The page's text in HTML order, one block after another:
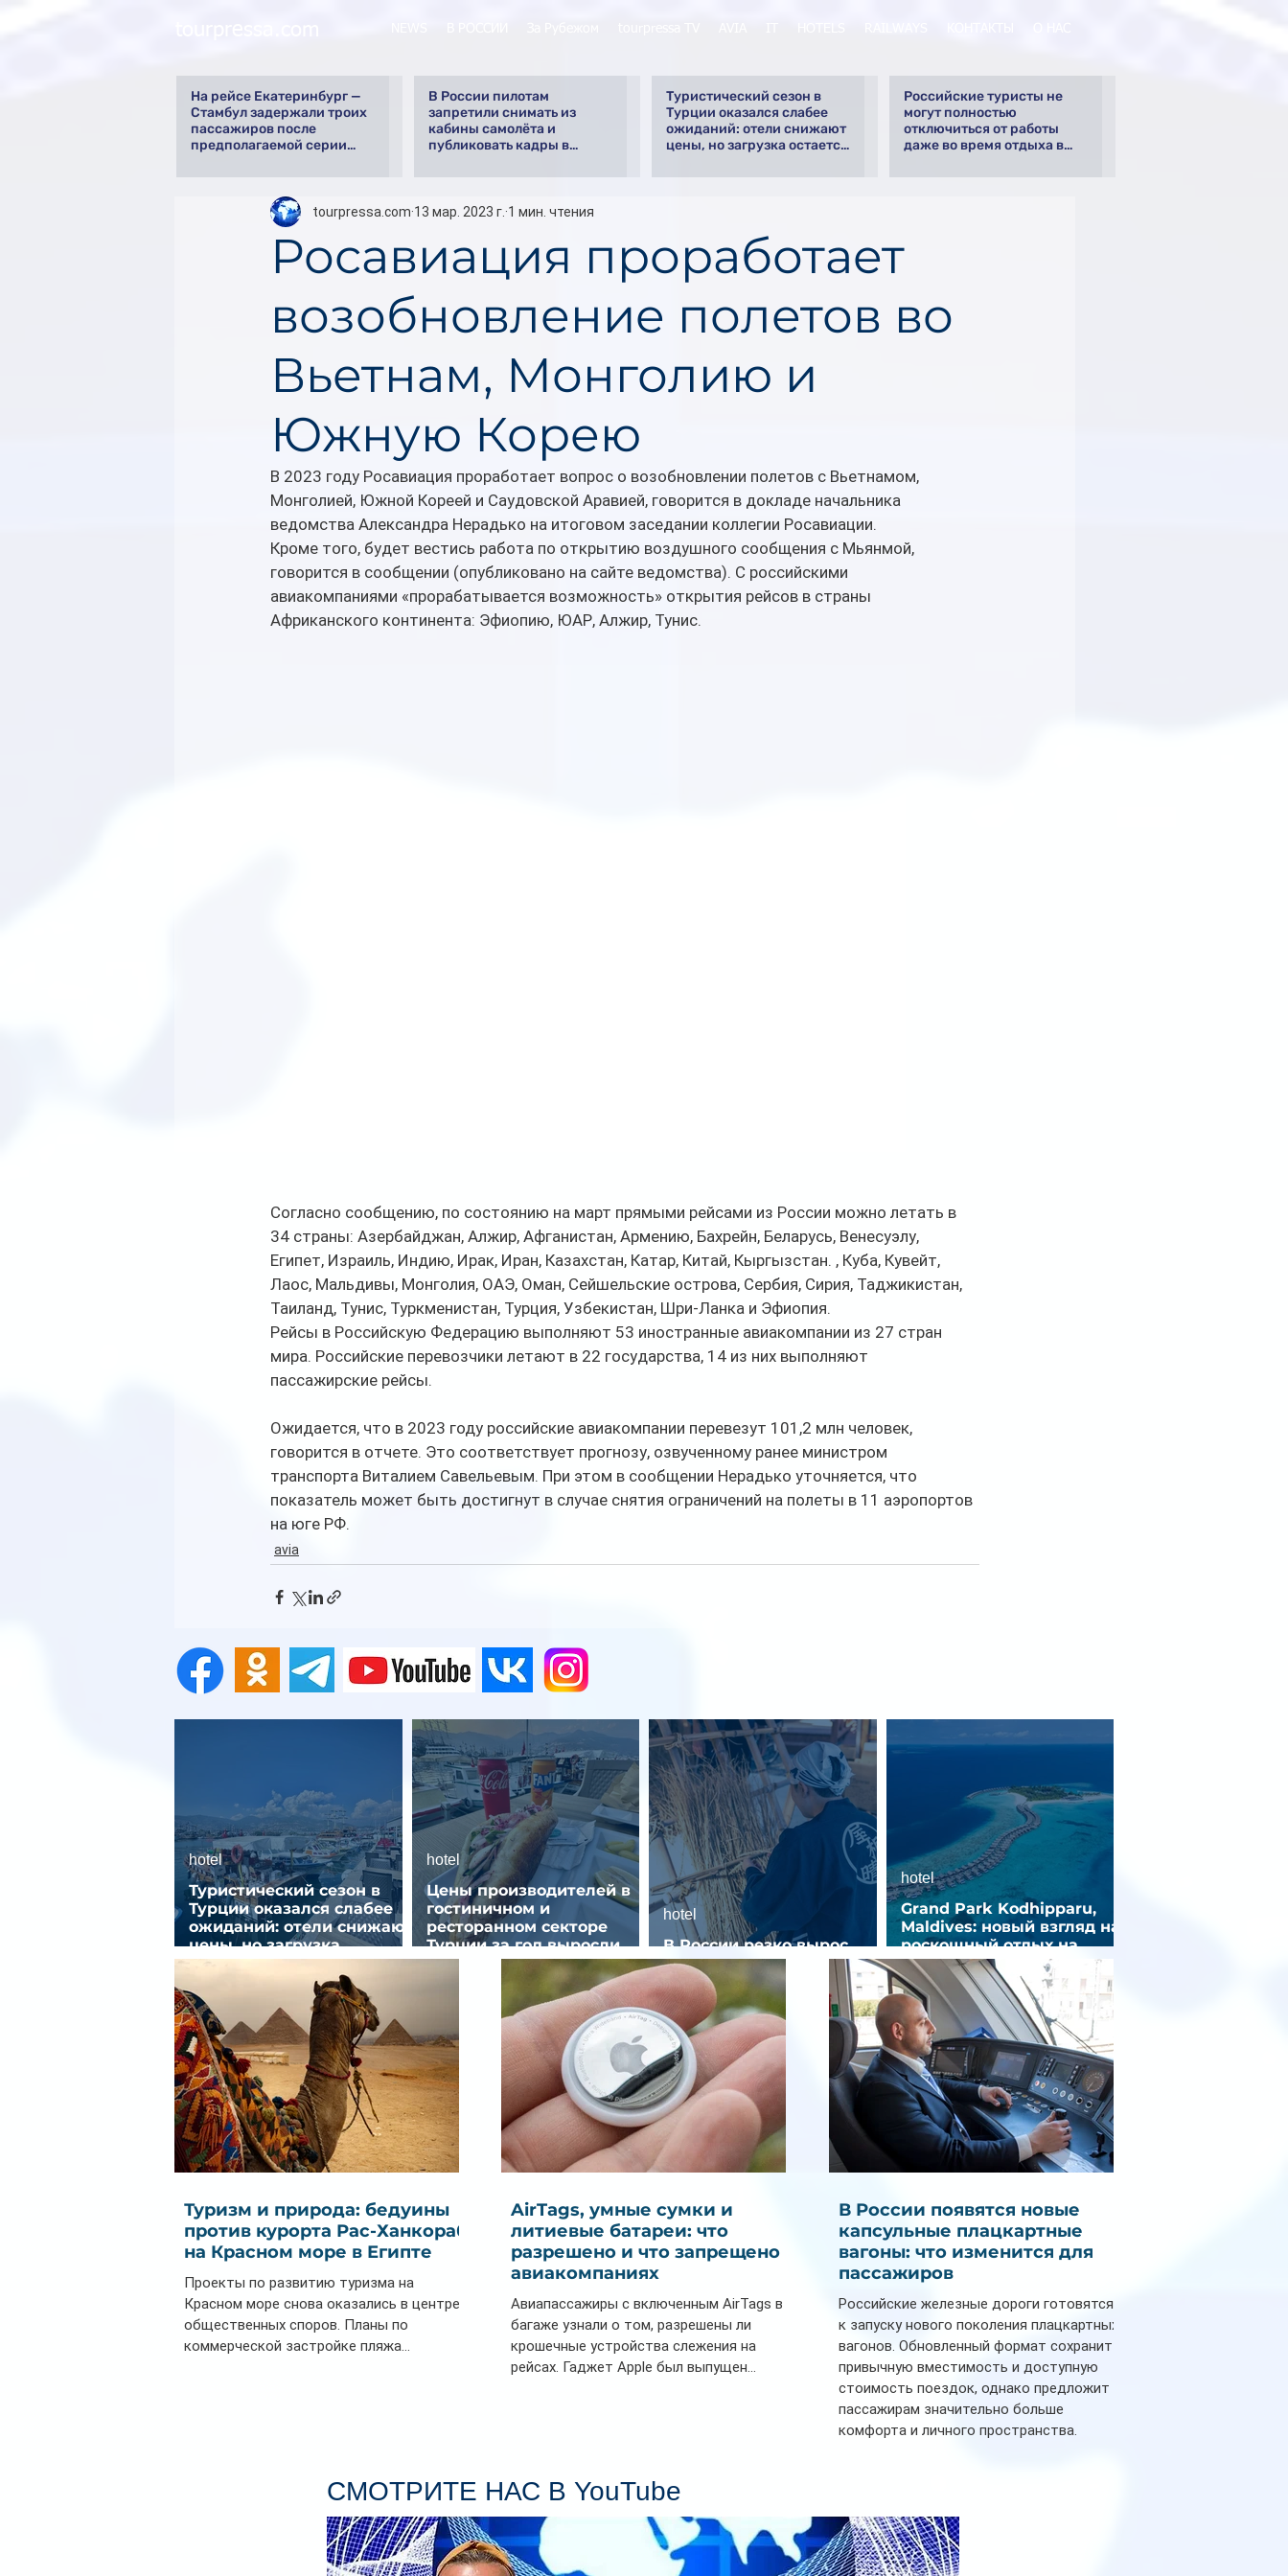
На рейсе Екатеринбург —
Стамбул задержали троих
пассажиров после
предполагаемой серии
В России пилотам
запретили снимать из
кабины самолёта и
публиковать кадры в
Туристический сезон в
Турции оказался слабее
ожиданий: отели снижают
цены, но загрузка остается
Российские туристы не
могут полностью
отключиться от работы
даже во время отдыха в
Росавиация проработает
возобновление полетов во
Вьетнам, Монголию и
Южную Корею
tourpressa.com 13 мар. 2023 г. 1 мин. чтения
В 2023 году Росавиация проработает вопрос о возобновлении полетов с Вьетнамом,
Монголией, Южной Кореей и Саудовской Аравией, говорится в докладе начальника
ведомства Александра Нерадько на итоговом заседании коллегии Росавиации.
Кроме того, будет вестись работа по открытию воздушного сообщения с Мьянмой,
говорится в сообщении (опубликовано на сайте ведомства). С российскими
авиакомпаниями «прорабатывается возможность» открытия рейсов в страны
Африканского континента: Эфиопию, ЮАР, Алжир, Тунис.
Согласно сообщению, по состоянию на март прямыми рейсами из России можно летать в
34 страны: Азербайджан, Алжир, Афганистан, Армению, Бахрейн, Беларусь, Венесуэлу,
Египет, Израиль, Индию, Ирак, Иран, Казахстан, Катар, Китай, Кыргызстан. , Куба, Кувейт,
Лаос, Мальдивы, Монголия, ОАЭ, Оман, Сейшельские острова, Сербия, Сирия, Таджикистан,
Таиланд, Тунис, Туркменистан, Турция, Узбекистан, Шри-Ланка и Эфиопия.
Рейсы в Российскую Федерацию выполняют 53 иностранные авиакомпании из 27 стран
мира. Российские перевозчики летают в 22 государства, 14 из них выполняют
пассажирские рейсы.
Ожидается, что в 2023 году российские авиакомпании перевезут 101,2 млн человек,
говорится в отчете. Это соответствует прогнозу, озвученному ранее министром
транспорта Виталием Савельевым. При этом в сообщении Нерадько уточняется, что
показатель может быть достигнут в случае снятия ограничений на полеты в 11 аэропортов
на юге РФ.
avia
Туристический сезон в
Турции оказался слабее
ожиданий: отели снижают
цены, но загрузка
остается низкой
hotel
Цены производителей в
гостиничном и
ресторанном секторе
Турции за год выросли
почти на 32%
hotel
В России резко вырос
спрос на отели без звезд
hotel
Grand Park Kodhipparu,
Maldives: новый взгляд на
роскошный отдых на
Мальдивах
hotel
Туризм и природа: бедуины
против курорта Рас-Ханкораб
на Красном море в Египте
Проекты по развитию туризма на
Красном море снова оказались в центре
общественных споров. Планы по
коммерческой застройке пляжа...
AirTags, умные сумки и
литиевые батареи: что
разрешено и что запрещено в
авиакомпаниях
Авиапассажиры с включенным AirTags в
багаже узнали о том, разрешены ли
крошечные устройства слежения на
рейсах. Гаджет Apple был выпущен...
В России появятся новые
капсульные плацкартные
вагоны: что изменится для
пассажиров
Российские железные дороги готовятся
к запуску нового поколения плацкартных
вагонов. Обновленный формат сохранит
привычную вместимость и доступную
стоимость поездок, однако предложит
пассажирам значительно больше
комфорта и личного пространства.
индивидуальные шторки у каждого
спального места. Они позволят
пассажирам закрыть свою полку во
СМОТРИТЕ НАС В YouTube